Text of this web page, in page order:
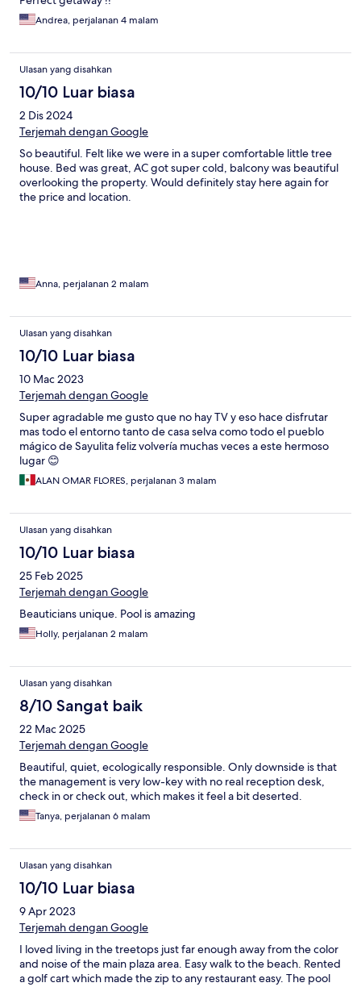
Andrea, perjalanan 4 malam
Ulasan yang disahkan
10/10 Luar biasa
2 Dis 2024
Terjemah dengan Google
So beautiful. Felt like we were in a super comfortable little tree
house. Bed was great, AC got super cold, balcony was beautiful
overlooking the property. Would definitely stay here again for
the price and location.
Anna, perjalanan 2 malam
Ulasan yang disahkan
10/10 Luar biasa
10 Mac 2023
Terjemah dengan Google
Super agradable me gusto que no hay TV y eso hace disfrutar
mas todo el entorno tanto de casa selva como todo el pueblo
mágico de Sayulita feliz volvería muchas veces a este hermoso
lugar 😊
ALAN OMAR FLORES, perjalanan 3 malam
Ulasan yang disahkan
10/10 Luar biasa
25 Feb 2025
Terjemah dengan Google
Beauticians unique. Pool is amazing
Holly, perjalanan 2 malam
Ulasan yang disahkan
8/10 Sangat baik
22 Mac 2025
Terjemah dengan Google
Beautiful, quiet, ecologically responsible. Only downside is that
the management is very low-key with no real reception desk,
check in or check out, which makes it feel a bit deserted.
Tanya, perjalanan 6 malam
Ulasan yang disahkan
10/10 Luar biasa
9 Apr 2023
Terjemah dengan Google
I loved living in the treetops just far enough away from the color
and noise of the main plaza area. Easy walk to the beach. Rented
a golf cart which made the zip to any restaurant easy. The pool